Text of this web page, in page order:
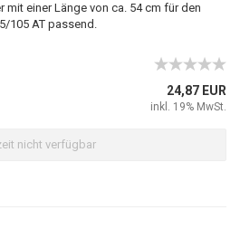
mit einer Länge von ca. 54 cm für den
105 AT passend.
24,87 EUR
inkl. 19% MwSt.
nicht verfügbar